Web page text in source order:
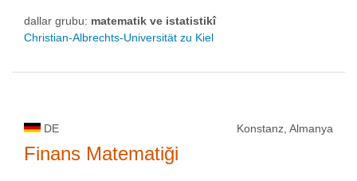
dallar grubu: matematik ve istatistikî
Christian-Albrechts-Universität zu Kiel
DE Konstanz, Almanya
Finans Matematiği